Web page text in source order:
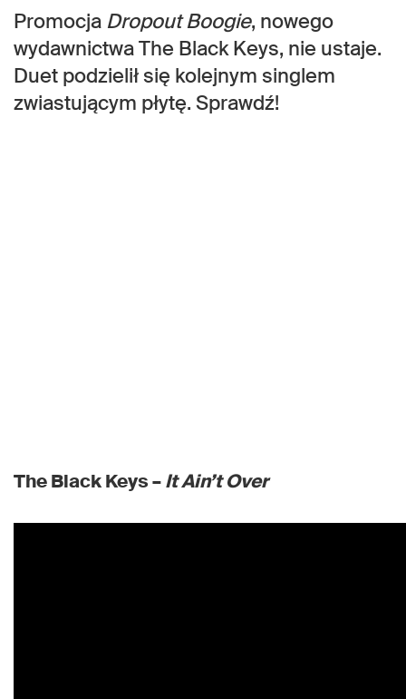
Promocja Dropout Boogie, nowego
wydawnictwa The Black Keys, nie ustaje.
Duet podzielił się kolejnym singlem
zwiastującym płytę. Sprawdź!
The Black Keys –It Ain’t Over